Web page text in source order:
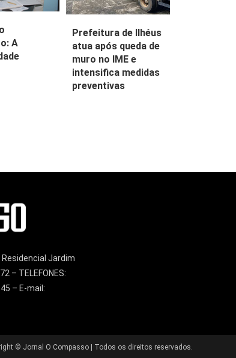
A
Prefeitura de Ilhéus
atua após queda de
muro no IME e
intensifica medidas
preventivas
Residencial Jardim
– TELEFONES:
– E-mail:
© Jornal O Compasso | Todos os direitos reservados.